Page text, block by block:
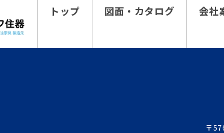
トップ 図面・カタログ 会社
〒